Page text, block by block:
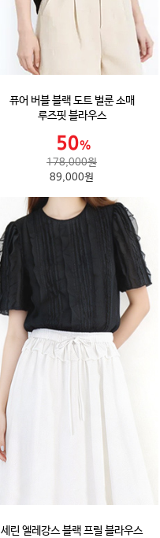
퓨어 버블 블랙 도트 벌룬 소매
루즈핏 블라우스
178,000원
89,000원
세린 엘레강스 블랙 프릴 블라우스